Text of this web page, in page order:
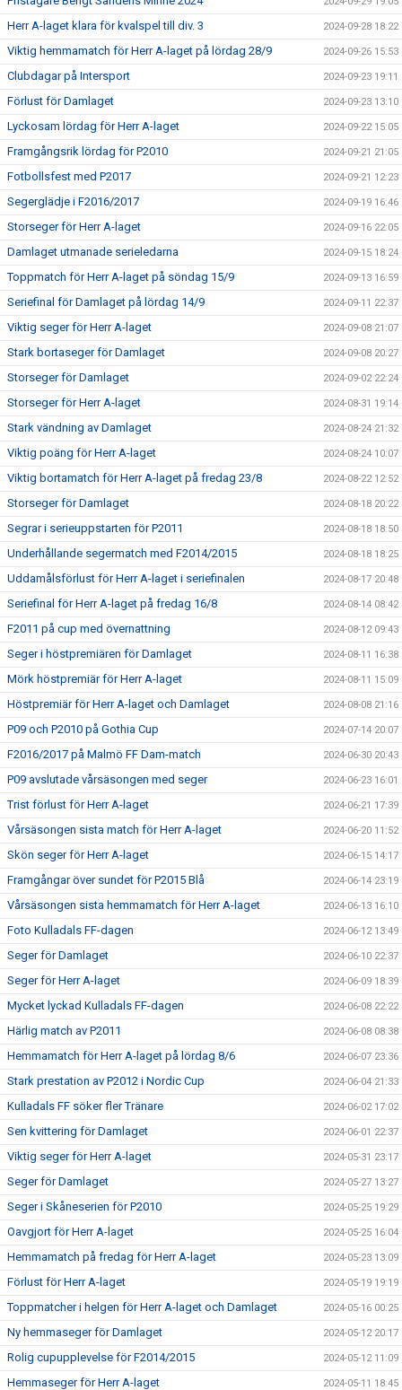
Herr A-laget klara för kvalspel till div. 3 2024-09-28 18:22
Viktig hemmamatch för Herr A-laget på lördag 28/9 2024-09-26 15:53
Clubdagar på Intersport 2024-09-23 19:11
Förlust för Damlaget 2024-09-23 13:10
Lyckosam lördag för Herr A-laget 2024-09-22 15:05
Framgångsrik lördag för P2010 2024-09-21 21:05
Fotbollsfest med P2017 2024-09-21 12:23
Segerglädje i F2016/2017 2024-09-19 16:46
Storseger för Herr A-laget 2024-09-16 22:05
Damlaget utmanade serieledarna 2024-09-15 18:24
Toppmatch för Herr A-laget på söndag 15/9 2024-09-13 16:59
Seriefinal för Damlaget på lördag 14/9 2024-09-11 22:37
Viktig seger för Herr A-laget 2024-09-08 21:07
Stark bortaseger för Damlaget 2024-09-08 20:27
Storseger för Damlaget 2024-09-02 22:24
Storseger för Herr A-laget 2024-08-31 19:14
Stark vändning av Damlaget 2024-08-24 21:32
Viktig poäng för Herr A-laget 2024-08-24 10:07
Viktig bortamatch för Herr A-laget på fredag 23/8 2024-08-22 12:52
Storseger för Damlaget 2024-08-18 20:22
Segrar i serieuppstarten för P2011 2024-08-18 18:50
Underhållande segermatch med F2014/2015 2024-08-18 18:25
Uddamålsförlust för Herr A-laget i seriefinalen 2024-08-17 20:48
Seriefinal för Herr A-laget på fredag 16/8 2024-08-14 08:42
F2011 på cup med övernattning 2024-08-12 09:43
Seger i höstpremiären för Damlaget 2024-08-11 16:38
Mörk höstpremiär för Herr A-laget 2024-08-11 15:09
Höstpremiär för Herr A-laget och Damlaget 2024-08-08 21:16
P09 och P2010 på Gothia Cup 2024-07-14 20:07
F2016/2017 på Malmö FF Dam-match 2024-06-30 20:43
P09 avslutade vårsäsongen med seger 2024-06-23 16:01
Trist förlust för Herr A-laget 2024-06-21 17:39
Vårsäsongen sista match för Herr A-laget 2024-06-20 11:52
Skön seger för Herr A-laget 2024-06-15 14:17
Framgångar över sundet för P2015 Blå 2024-06-14 23:19
Vårsäsongen sista hemmamatch för Herr A-laget 2024-06-13 16:10
Foto Kulladals FF-dagen 2024-06-12 13:49
Seger för Damlaget 2024-06-10 22:37
Seger för Herr A-laget 2024-06-09 18:39
Mycket lyckad Kulladals FF-dagen 2024-06-08 22:22
Härlig match av P2011 2024-06-08 08:38
Hemmamatch för Herr A-laget på lördag 8/6 2024-06-07 23:36
Stark prestation av P2012 i Nordic Cup 2024-06-04 21:33
Kulladals FF söker fler Tränare 2024-06-02 17:02
Sen kvittering för Damlaget 2024-06-01 22:37
Viktig seger för Herr A-laget 2024-05-31 23:17
Seger för Damlaget 2024-05-27 13:27
Seger i Skåneserien för P2010 2024-05-25 19:29
Oavgjort för Herr A-laget 2024-05-25 16:04
Hemmamatch på fredag för Herr A-laget 2024-05-23 13:09
Förlust för Herr A-laget 2024-05-19 19:19
Toppmatcher i helgen för Herr A-laget och Damlaget 2024-05-16 00:25
Ny hemmaseger för Damlaget 2024-05-12 20:17
Rolig cupupplevelse för F2014/2015 2024-05-12 11:09
Hemmaseger för Herr A-laget 2024-05-11 18:45